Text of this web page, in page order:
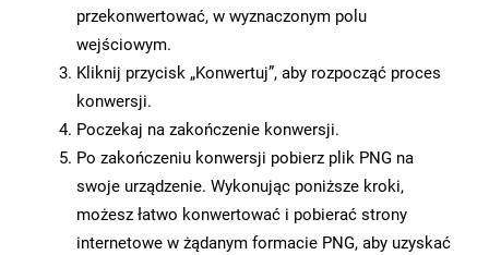
przekonwertować, w wyznaczonym polu
wejściowym.
Kliknij przycisk „Konwertuj”, aby rozpocząć proces
konwersji.
Poczekaj na zakończenie konwersji.
Po zakończeniu konwersji pobierz plik PNG na
swoje urządzenie. Wykonując poniższe kroki,
możesz łatwo konwertować i pobierać strony
internetowe w żądanym formacie PNG, aby uzyskać